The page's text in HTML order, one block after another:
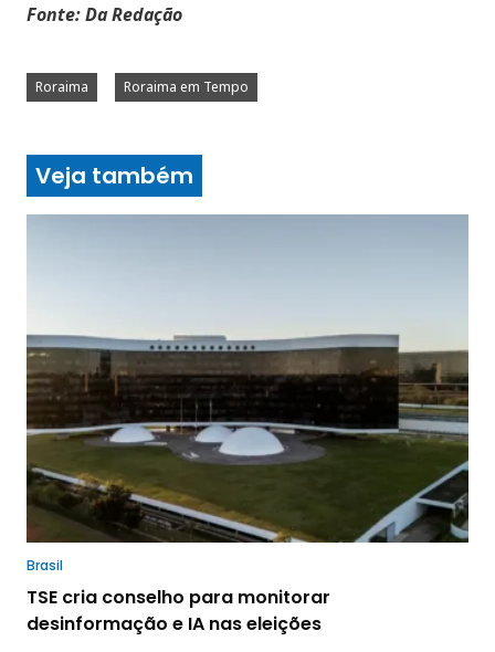
Fonte: Da Redação
Roraima Roraima em Tempo
Veja também
Brasil
TSE cria conselho para monitorar
desinformação e IA nas eleições